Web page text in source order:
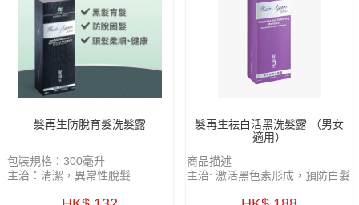
髮再生防脫育髮洗髮露
包裝規格：300毫升
主治：清潔，異常性脫髮
髮再生祛白活黑洗髮露 （男女
適用）
商品描述
主治: 激活黑色素形成，預防白髮